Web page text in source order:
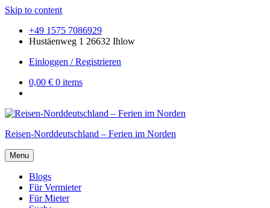
Skip to content
+49 1575 7086929
Hustäenweg 1 26632 Ihlow
Einloggen / Registrieren
0,00 € 0 items
Reisen-Norddeutschland – Ferien im Norden
Menu
Blogs
Für Vermieter
Für Mieter